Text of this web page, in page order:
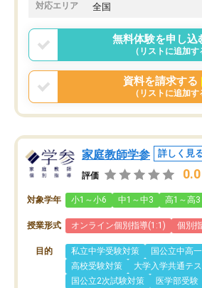
対応エリア 全国
無料体験を申し込
（リストに追加す
資料を請求する
（リストに追加す
家庭教師学参 詳しく見
評価 0.0
対象学年 小1～小6 中1～中3 高1～高3
授業形式 オンライン個別指導(1:1) 個別
目的 私立中学受験対策
国公立中高
高校受験対策
大学入学共通テ
国公立2次試験対策
医学部受験